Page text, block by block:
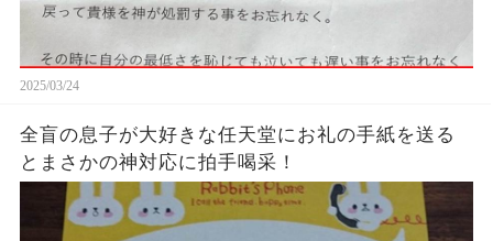
2025/03/24
全盲の息子が大好きな任天堂にお礼の手紙を送る
とまさかの神対応に拍手喝采！